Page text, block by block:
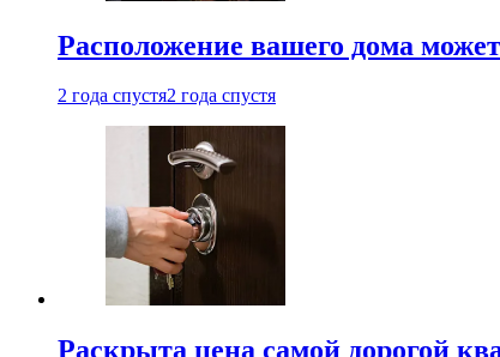
Расположение вашего дома
2 года спустя2 года спустя
Раскрыта цена самой дорогой